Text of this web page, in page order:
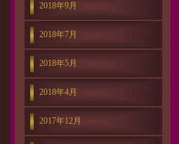
2018年9月
2018年7月
2018年5月
2018年4月
2017年12月